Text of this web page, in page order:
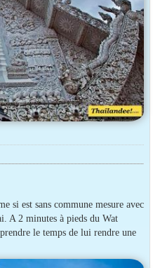
si est sans commune mesure avec
A 2 minutes à pieds du Wat
le temps de lui rendre une